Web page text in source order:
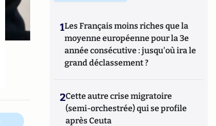
1Les Français moins riches que la
moyenne européenne pour la 3e
année consécutive : jusqu'où ira le
grand déclassement ?
2Cette autre crise migratoire
(semi-orchestrée) qui se profile
après Ceuta